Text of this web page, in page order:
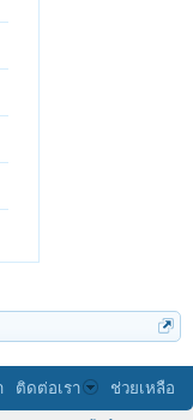
ติดต่อเรา ช่วยเหลือ